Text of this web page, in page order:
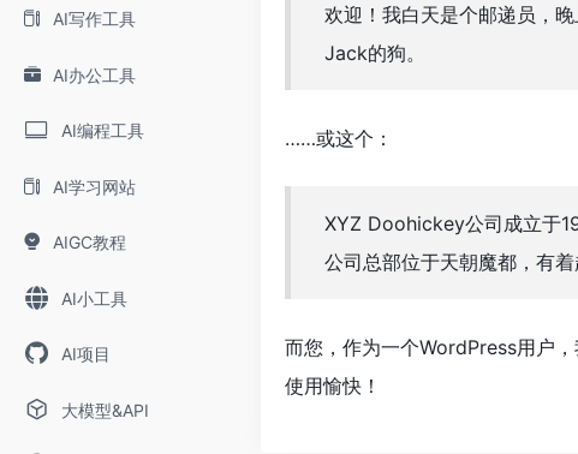
AI写作工具
AI办公工具
AI编程工具
AI学习网站
AIGC教程
AI小工具
AI项目
大模型&API
欢迎！我白天是个邮递员，
Jack的狗。
……或这个：
XYZ Doohickey公司成立于
公司总部位于天朝魔都，有
而您，作为一个WordPress用户
使用愉快！